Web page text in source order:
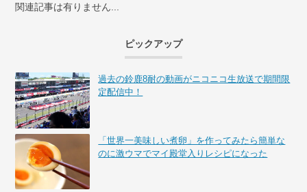
関連記事は有りません...
ピックアップ
過去の鈴鹿8耐の動画がニコニコ生放送で期間限
定配信中！
「世界一美味しい煮卵」を作ってみたら簡単な
のに激ウマでマイ殿堂入りレシピになった